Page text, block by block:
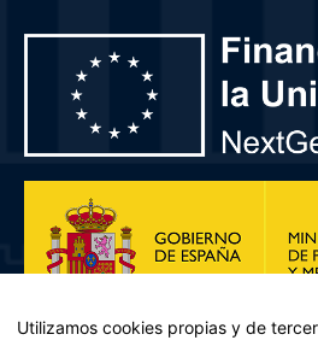
Utilizamos cookies propias y de